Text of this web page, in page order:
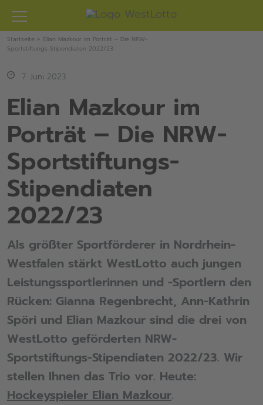
Zum
Inhalt
springen
Startseite » Elian Mazkour im Porträt – Die NRW-
Sportstiftungs-Stipendiaten 2022/23
7. Juni 2023
Elian Mazkour im
Porträt – Die NRW-
Sportstiftungs-
Stipendiaten
2022/23
Als größter Sportförderer in Nordrhein-
Westfalen stärkt WestLotto auch jungen
Leistungssportlerinnen und -Sportlern den
Rücken: Gianna Regenbrecht, Ann-Kathrin
Spöri und Elian Mazkour sind die drei von
WestLotto geförderten NRW-
Sportstiftungs-Stipendiaten 2022/23. Wir
stellen Ihnen das Trio vor. Heute:
Hockeyspieler Elian Mazkour.